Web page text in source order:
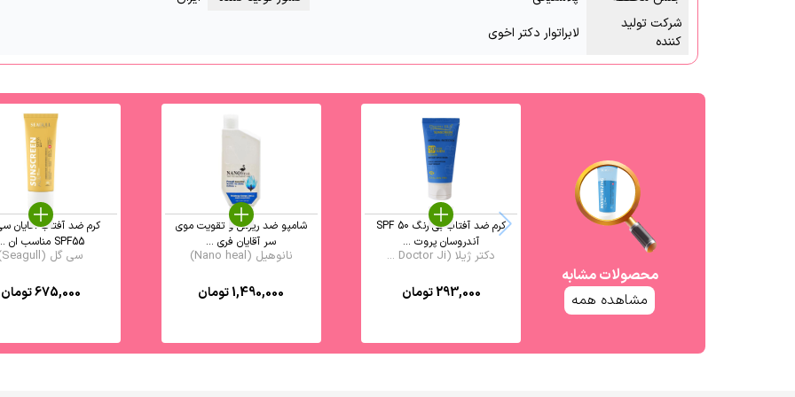
شرکت تولید
کننده
لابراتوار دکتر اخوی
محصولات مشابه
مشاهده همه
کرم ضد آفتاب بی رنگ SPF 50
آندروسان پروت ...
دکتر ژیلا (Doctor Ji ...
293,000تومان
شامپو ضد ریزش و تقویت موی
سر آقایان فری ...
نانوهیل (Nano heal)
1,490,000تومان
کرم ضد آفتاب آقایان
SPF55 مناسب ان ...
سی گل (Seagull)
675,000تومان